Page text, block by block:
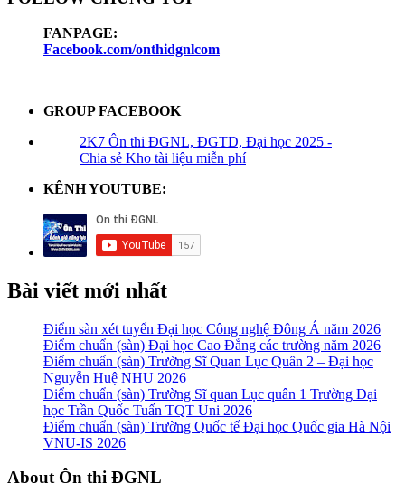
FANPAGE:
Facebook.com/onthidgnlcom
GROUP FACEBOOK
2K7 Ôn thi ĐGNL, ĐGTD, Đại học 2025 -
Chia sẻ Kho tài liệu miễn phí
KÊNH YOUTUBE:
Bài viết mới nhất
Điểm sàn xét tuyển Đại học Công nghệ Đông Á năm 2026
Điểm chuẩn (sàn) Đại học Cao Đẳng các trường năm 2026
Điểm chuẩn (sàn) Trường Sĩ Quan Lục Quân 2 – Đại học
Nguyễn Huệ NHU 2026
Điểm chuẩn (sàn) Trường Sĩ quan Lục quân 1 Trường Đại
học Trần Quốc Tuấn TQT Uni 2026
Điểm chuẩn (sàn) Trường Quốc tế Đại học Quốc gia Hà Nội
VNU-IS 2026
Footer
About Ôn thi ĐGNL